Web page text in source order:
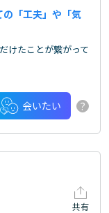
「工夫」や「気
けたことが繋がって
会いたい ?
共有